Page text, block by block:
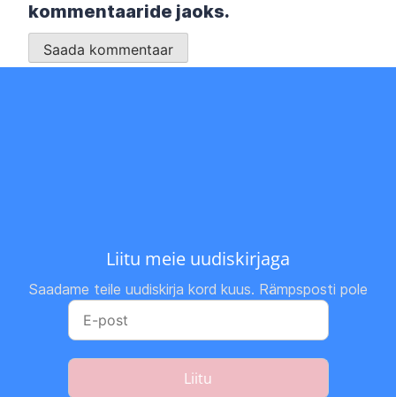
kommentaaride jaoks.
Liitu meie uudiskirjaga
Saadame teile uudiskirja kord kuus. Rämpsposti pole
Liitu